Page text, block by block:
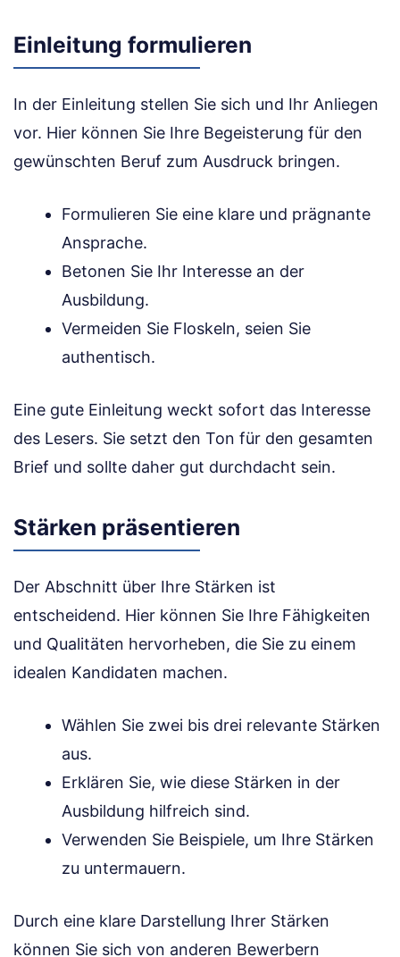
Einleitung formulieren
In der Einleitung stellen Sie sich und Ihr Anliegen
vor. Hier können Sie Ihre Begeisterung für den
gewünschten Beruf zum Ausdruck bringen.
Formulieren Sie eine klare und prägnante
Ansprache.
Betonen Sie Ihr Interesse an der
Ausbildung.
Vermeiden Sie Floskeln, seien Sie
authentisch.
Eine gute Einleitung weckt sofort das Interesse
des Lesers. Sie setzt den Ton für den gesamten
Brief und sollte daher gut durchdacht sein.
Stärken präsentieren
Der Abschnitt über Ihre Stärken ist
entscheidend. Hier können Sie Ihre Fähigkeiten
und Qualitäten hervorheben, die Sie zu einem
idealen Kandidaten machen.
Wählen Sie zwei bis drei relevante Stärken
aus.
Erklären Sie, wie diese Stärken in der
Ausbildung hilfreich sind.
Verwenden Sie Beispiele, um Ihre Stärken
zu untermauern.
Durch eine klare Darstellung Ihrer Stärken
können Sie sich von anderen Bewerbern